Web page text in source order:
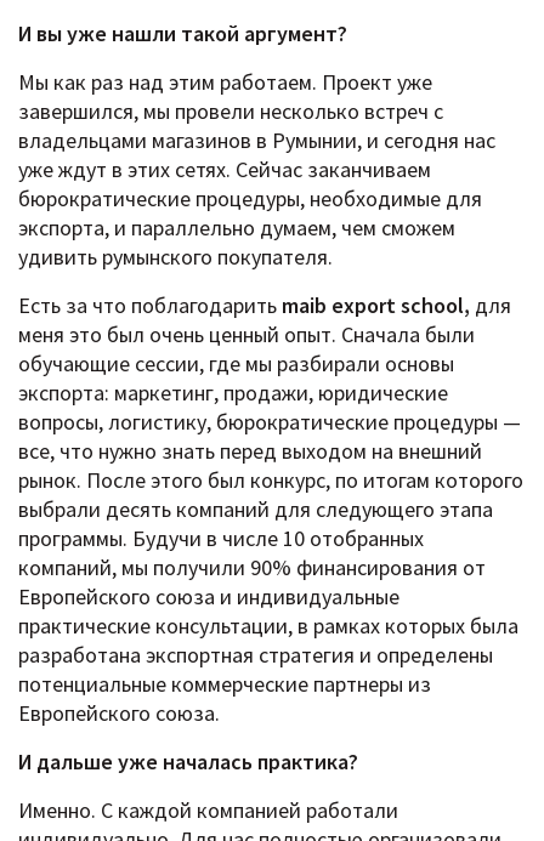
И вы уже нашли такой аргумент?
Мы как раз над этим работаем. Проект уже
завершился, мы провели несколько встреч с
владельцами магазинов в Румынии, и сегодня нас
уже ждут в этих сетях. Сейчас заканчиваем
бюрократические процедуры, необходимые для
экспорта, и параллельно думаем, чем сможем
удивить румынского покупателя.
Есть за что поблагодарить maib export school, для
меня это был очень ценный опыт. Сначала были
обучающие сессии, где мы разбирали основы
экспорта: маркетинг, продажи, юридические
вопросы, логистику, бюрократические процедуры —
все, что нужно знать перед выходом на внешний
рынок. После этого был конкурс, по итогам которого
выбрали десять компаний для следующего этапа
программы. Будучи в числе 10 отобранных
компаний, мы получили 90% финансирования от
Европейского союза и индивидуальные
практические консультации, в рамках которых была
разработана экспортная стратегия и определены
потенциальные коммерческие партнеры из
Европейского союза.
И дальше уже началась практика?
Именно. С каждой компанией работали